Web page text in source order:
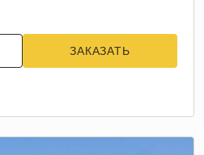
ЗАКАЗАТЬ